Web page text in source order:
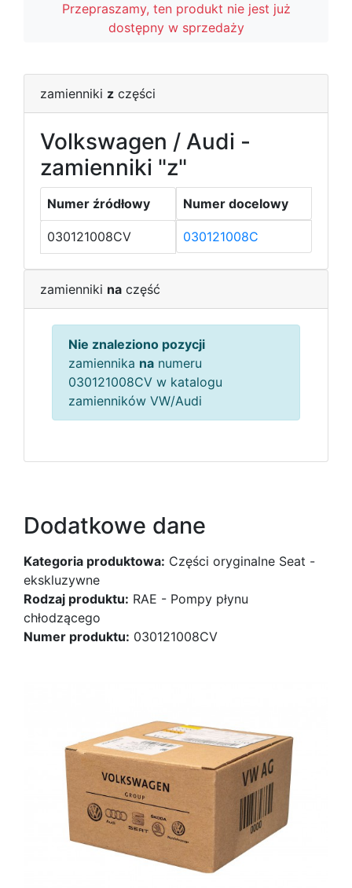
Przepraszamy, ten produkt nie jest już
dostępny w sprzedaży
zamienniki z części
Volkswagen / Audi -
zamienniki "z"
Numer źródłowy Numer docelowy
030121008CV 030121008C
zamienniki na część
Nie znaleziono pozycji
zamiennika na numeru
030121008CV w katalogu
zamienników VW/Audi
Dodatkowe dane
Kategoria produktowa: Części oryginalne Seat -
ekskluzywne
Rodzaj produktu: RAE - Pompy płynu
chłodzącego
Numer produktu: 030121008CV